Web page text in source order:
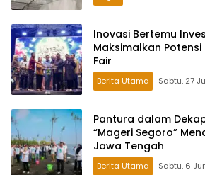
Inovasi Bertemu
Maksimalkan
Fair
Berita Utama Sabtu, 27
Pantura dalam
“Mageri Segoro”
Jawa Tengah
Berita Utama Sabtu, 6